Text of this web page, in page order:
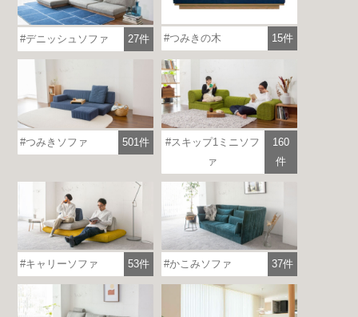
デニッシュソファ 27件 つみきの木 15件
つみきソファ 501件
スキップ1ミニソフ
ァ
160
件
キャリーソファ 53件 かこみソファ 37件